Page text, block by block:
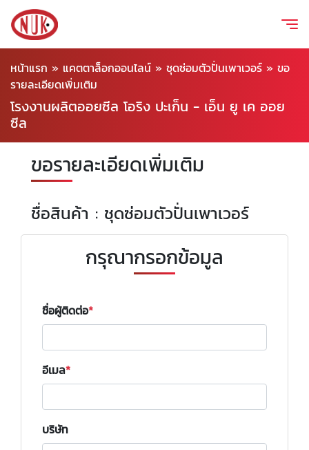
หน้าแรก » แคตตาล็อกออนไลน์ » ชุดซ่อมตัวปั่นเพาเวอร์ » ขอ
รายละเอียดเพิ่มเติม
โรงงานผลิตออยซีล โอริง ปะเก็น - เอ็น ยู เค ออย
ซีล
ขอรายละเอียดเพิ่มเติม
ชื่อสินค้า : ชุดซ่อมตัวปั่นเพาเวอร์
กรุณากรอกข้อมูล
ชื่อผู้ติดต่อ
อีเมล
บริษัท